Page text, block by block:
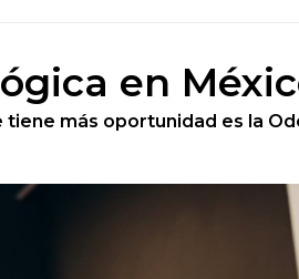
en
tiene más oportunidad es la